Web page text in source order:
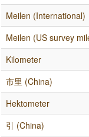
Meilen (International)
Meilen (US survey
Kilometer
市里 (China)
Hektometer
引 (China)